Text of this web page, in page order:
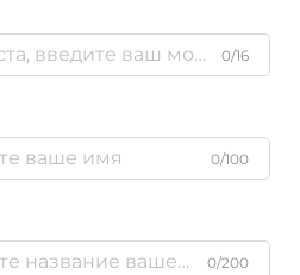
0/16
0/100
0/200